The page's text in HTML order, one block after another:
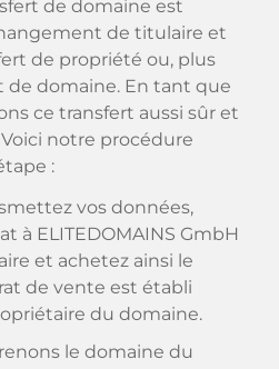
de domaine est
de titulaire et
de propriété ou, plus
de domaine. En tant que
ce transfert aussi sûr et
notre procédure
:
vos données,
à ELITEDOMAINS GmbH
et achetez ainsi le
de vente est établi
du domaine.
le domaine du